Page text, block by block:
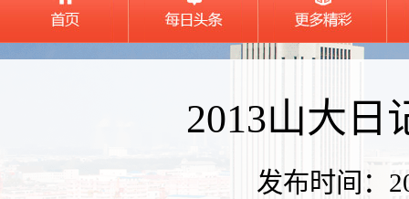
2013山大日
发布时间：